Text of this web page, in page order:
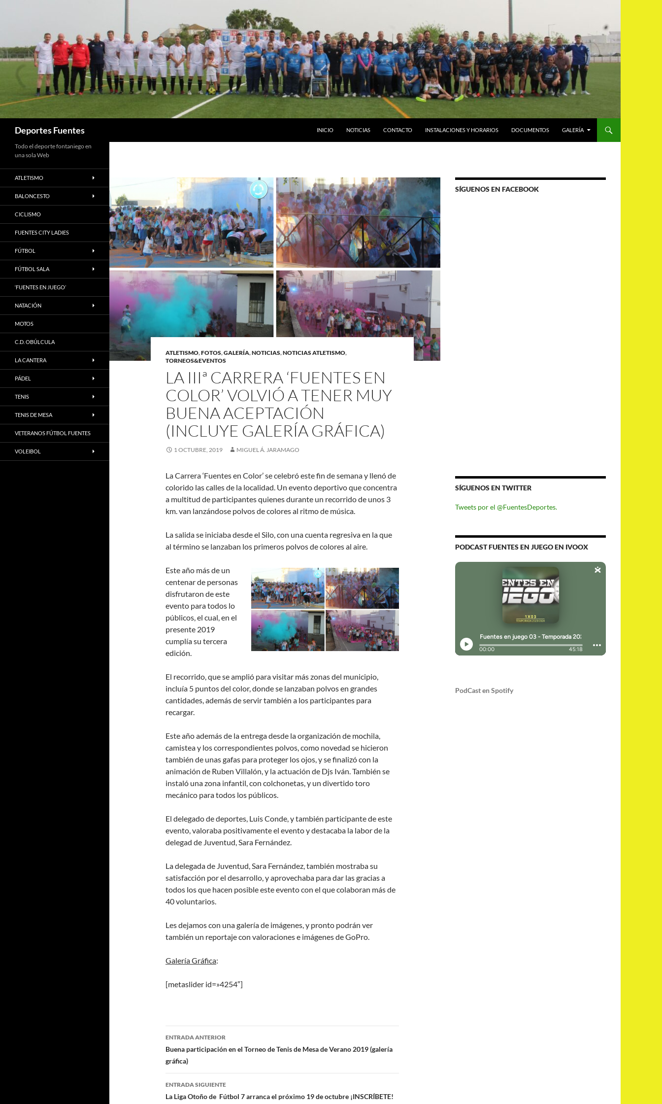
Deportes Fuentes INICIO NOTICIAS CONTACTO INSTALACIONES Y HORARIOS DOCUMENTOS GALERÍA
ATLETISMO,FOTOS,GALERÍA,NOTICIAS,NOTICIAS ATLETISMO,
TORNEOS&EVENTOS
LA IIIª CARRERA ‘FUENTES EN
COLOR’ VOLVIÓ A TENER MUY
BUENA ACEPTACIÓN
(INCLUYE GALERÍA GRÁFICA)
1 OCTUBRE, 2019 MIGUEL Á. JARAMAGO
La Carrera ‘Fuentes en Color’ se celebró este fin de semana y llenó de
colorido las calles de la localidad. Un evento deportivo que concentra
a multitud de participantes quienes durante un recorrido de unos 3
km. van lanzándose polvos de colores al ritmo de música.
La salida se iniciaba desde el Silo, con una cuenta regresiva en la que
al término se lanzaban los primeros polvos de colores al aire.
Este año más de un
centenar de personas
disfrutaron de este
evento para todos lo
públicos, el cual, en el
presente 2019
cumplía su tercera
edición.
El recorrido, que se amplió para visitar más zonas del municipio,
incluía 5 puntos del color, donde se lanzaban polvos en grandes
cantidades, además de servir también a los participantes para
recargar.
Este año además de la entrega desde la organización de mochila,
camistea y los correspondientes polvos, como novedad se hicieron
también de unas gafas para proteger los ojos, y se finalizó con la
animación de Ruben Villalón, y la actuación de Djs Iván. También se
instaló una zona infantil, con colchonetas, y un divertido toro
mecánico para todos los públicos.
El delegado de deportes, Luis Conde, y también participante de este
evento, valoraba positivamente el evento y destacaba la labor de la
delegad de Juventud, Sara Fernández.
La delegada de Juventud, Sara Fernández, también mostraba su
satisfacción por el desarrollo, y aprovechaba para dar las gracias a
todos los que hacen posible este evento con el que colaboran más de
40 voluntarios.
Les dejamos con una galería de imágenes, y pronto podrán ver
también un reportaje con valoraciones e imágenes de GoPro.
Galería Gráfica:
[metaslider id=»4254″]
Navegación
de
entradas
ENTRADA ANTERIOR
Buena participación en el Torneo de Tenis de Mesa de Verano 2019 (galería
gráfica)
ENTRADA SIGUIENTE
La Liga Otoño de Fútbol 7 arranca el próximo 19 de octubre ¡INSCRÍBETE!
SÍGUENOS EN FACEBOOK
SÍGUENOS EN TWITTER
Tweets por el @FuentesDeportes.
PODCAST FUENTES EN JUEGO EN IVOOX
PodCast en Spotify
Todo el deporte fontaniego en
una sola Web
ATLETISMO
BALONCESTO
CICLISMO
FUENTES CITY LADIES
FÚTBOL
FÚTBOL SALA
‘FUENTES EN JUEGO’
NATACIÓN
MOTOS
C.D. OBÚLCULA
LA CANTERA
PÁDEL
TENIS
TENIS DE MESA
VETERANOS FÚTBOL FUENTES
VOLEIBOL